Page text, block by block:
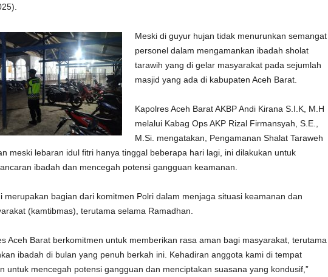
Meski di guyur hujan tidak menurunkan semangat
personel dalam mengamankan ibadah sholat
tarawih yang di gelar masyarakat pada sejumlah
masjid yang ada di kabupaten Aceh Barat.
Kapolres Aceh Barat AKBP Andi Kirana S.I.K, M.H
melalui Kabag Ops AKP Rizal Firmansyah, S.E.,
M.Si. mengatakan, Pengamanan Shalat Taraweh
meski lebaran idul fitri hanya tinggal beberapa hari lagi, ini dilakukan untuk
ibadah dan mencegah potensi gangguan keamanan.
merupakan bagian dari komitmen Polri dalam menjaga situasi keamanan dan
(kamtibmas), terutama selama Ramadhan.
Aceh Barat berkomitmen untuk memberikan rasa aman bagi masyarakat, terutama
ibadah di bulan yang penuh berkah ini. Kehadiran anggota kami di tempat
untuk mencegah potensi gangguan dan menciptakan suasana yang kondusif,”